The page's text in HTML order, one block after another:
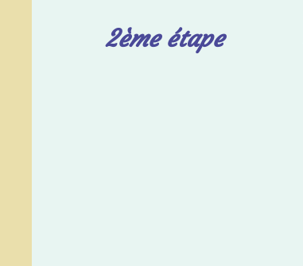
2ème étape